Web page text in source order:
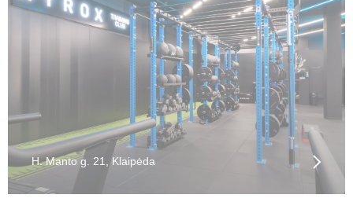
H. Manto g. 21, Klaipėda